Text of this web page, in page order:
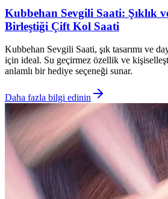
Kubbehan Sevgili Saati: Şıklık
Birleştiği Çift Kol Saati
Kubbehan Sevgili Saati, şık tasarımı ve
için ideal. Su geçirmez özellik ve
anlamlı bir hediye seçeneği sunar.
Daha fazla bilgi edinin